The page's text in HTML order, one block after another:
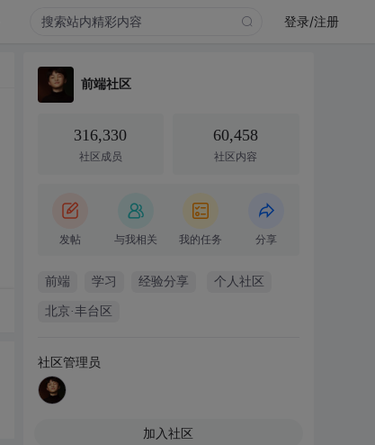
登录/注册
前端社区
316,330
社区成员
60,458
社区内容
发帖 与我相关 我的任务 分享
前端 学习 经验分享 个人社区
北京·丰台区
社区管理员
加入社区